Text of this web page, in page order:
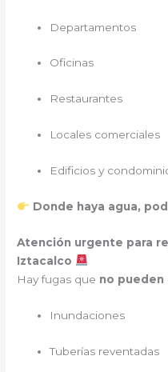
Departamentos
Oficinas
Restaurantes
Locales comerciales
Edificios y
Donde haya agua,
Atención urgente para
Iztacalco
Hay fugas que no pueden
Inundaciones
Tuberías reventadas